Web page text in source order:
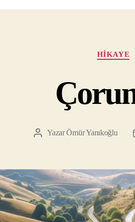
HIKAYE
Yazının
YazarÖmür Yanıkoğlu